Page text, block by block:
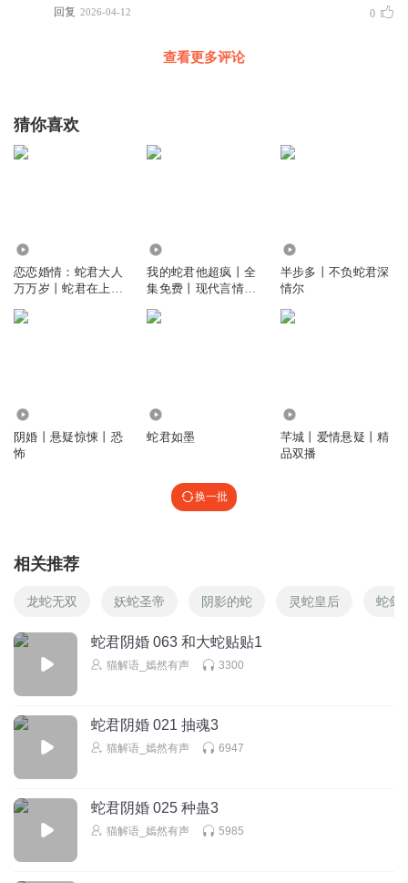
回复 2026-04-12 0
查看更多评论
猜你喜欢
恋恋婚情：蛇君大人
万万岁丨蛇君在上丨
我的蛇君他超疯丨全
集免费丨现代言情丨
文
半步多丨不负蛇君深
情尔
阴婚丨悬疑惊悚丨恐
怖
蛇君如墨
芊城丨爱情悬疑丨精
品双播
换一批
相关推荐
龙蛇无双 妖蛇圣帝 阴影的蛇 灵蛇皇后 蛇剑
蛇君阴婚 063 和大蛇贴贴1
猫解语_嫣然有声 3300
蛇君阴婚 021 抽魂3
猫解语_嫣然有声 6947
蛇君阴婚 025 种蛊3
猫解语_嫣然有声 5985